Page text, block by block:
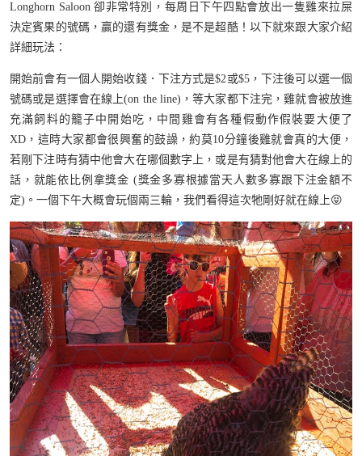
Longhorn Saloon 卻非常特別，每周日下午四點會放出一隻雞來拉屎
決定賓果的號碼，贏的還有獎金，是不是超酷！以下就來跟大家介紹
詳細玩法：
開始前會有一個人開始收錢．下注方式是$2或$5，下注後可以選一個
號碼或是選擇會在線上(on the line)，等大家都下注完，雞就會被放進
充滿飼料的籠子中開始吃，中間雞會有各種假動作假裝要大便了
XD，這時大家都會很興奮的鼓譟，約莫10分鐘後雞就會真的大便，
若剛下注時有猜中他會大在哪個數字上，或是有猜對他會大在線上的
話，就能依比例拿獎金 (獎金多寡根據當天人數多寡跟下注金額不
定)。一個下午大概會玩個兩三輪，我們看得這次牠剛好就在線上😝